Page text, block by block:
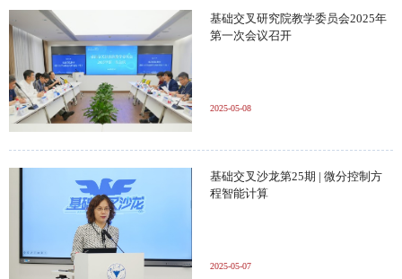
基础交叉研究院教学委员会2025年
第一次会议召开
2025-05-08
基础交叉沙龙第25期 | 微分控制方
程智能计算
2025-05-07